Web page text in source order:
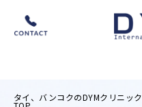
タイ、バンコクのDYMクリニック